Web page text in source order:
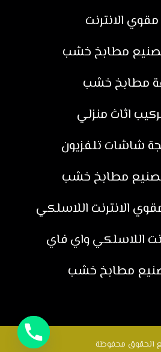
مقوي الانترنت
مطابخ خشب
مطابخ خشب
اثاث منزلي
شاشات تلفزيون
مطابخ خشب
الانترنت اللاسلكي
اللاسلكي واي فاي
مطابخ خشب
الحقوق محفوظة